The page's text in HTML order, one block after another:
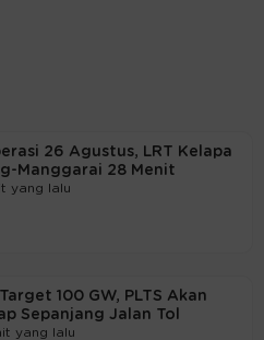
26 Agustus, LRT Kelapa
Manggarai 28 Menit
yang lalu
100 GW, PLTS Akan
Sepanjang Jalan Tol
yang lalu